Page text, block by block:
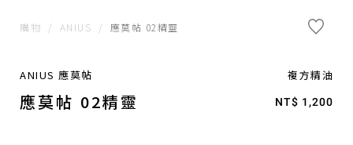
購物 / ANIUS / 應莫帖 02精靈
ANIUS 應莫帖 複方精油
應莫帖 02精靈 NT$ 1,200